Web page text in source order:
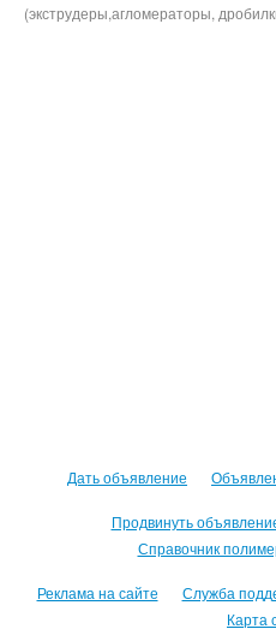
(экструдеры,агломераторы,
Дать объявление
Продвинуть
Справочник
Реклама на сайте Служба
Карта